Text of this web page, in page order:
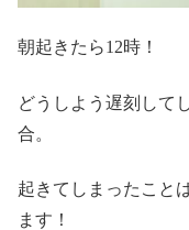
朝起きたら12時！
どうしよう遅刻して
合。
起きてしまったこと
ます！